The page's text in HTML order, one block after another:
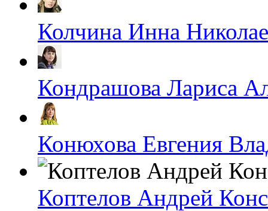
Колчина Инна
Кондрашова Лариса
Конюхова Евгения
Коптелов Андрей